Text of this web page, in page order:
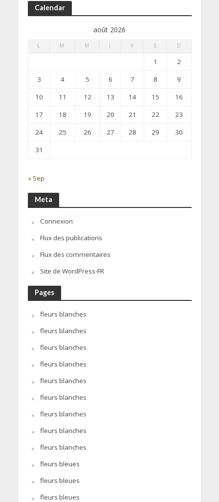
Calendar
août 2026
L M M J V S D
1
2
3
4 5 6 7 8
9
10
11 12 13 14 15
16
17
18 19 20 21 22
23
24
25 26 27 28 29
30
31
« Sep
Meta
Connexion
Flux des publications
Flux des commentaires
Site de WordPress-FR
Pages
fleurs blanches
fleurs blanches
fleurs blanches
fleurs blanches
fleurs blanches
fleurs blanches
fleurs blanches
fleurs blanches
fleurs blanches
fleurs bleues
fleurs bleues
fleurs bleues